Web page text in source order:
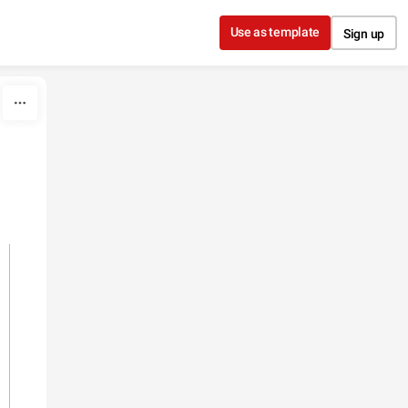
Use as template Sign up